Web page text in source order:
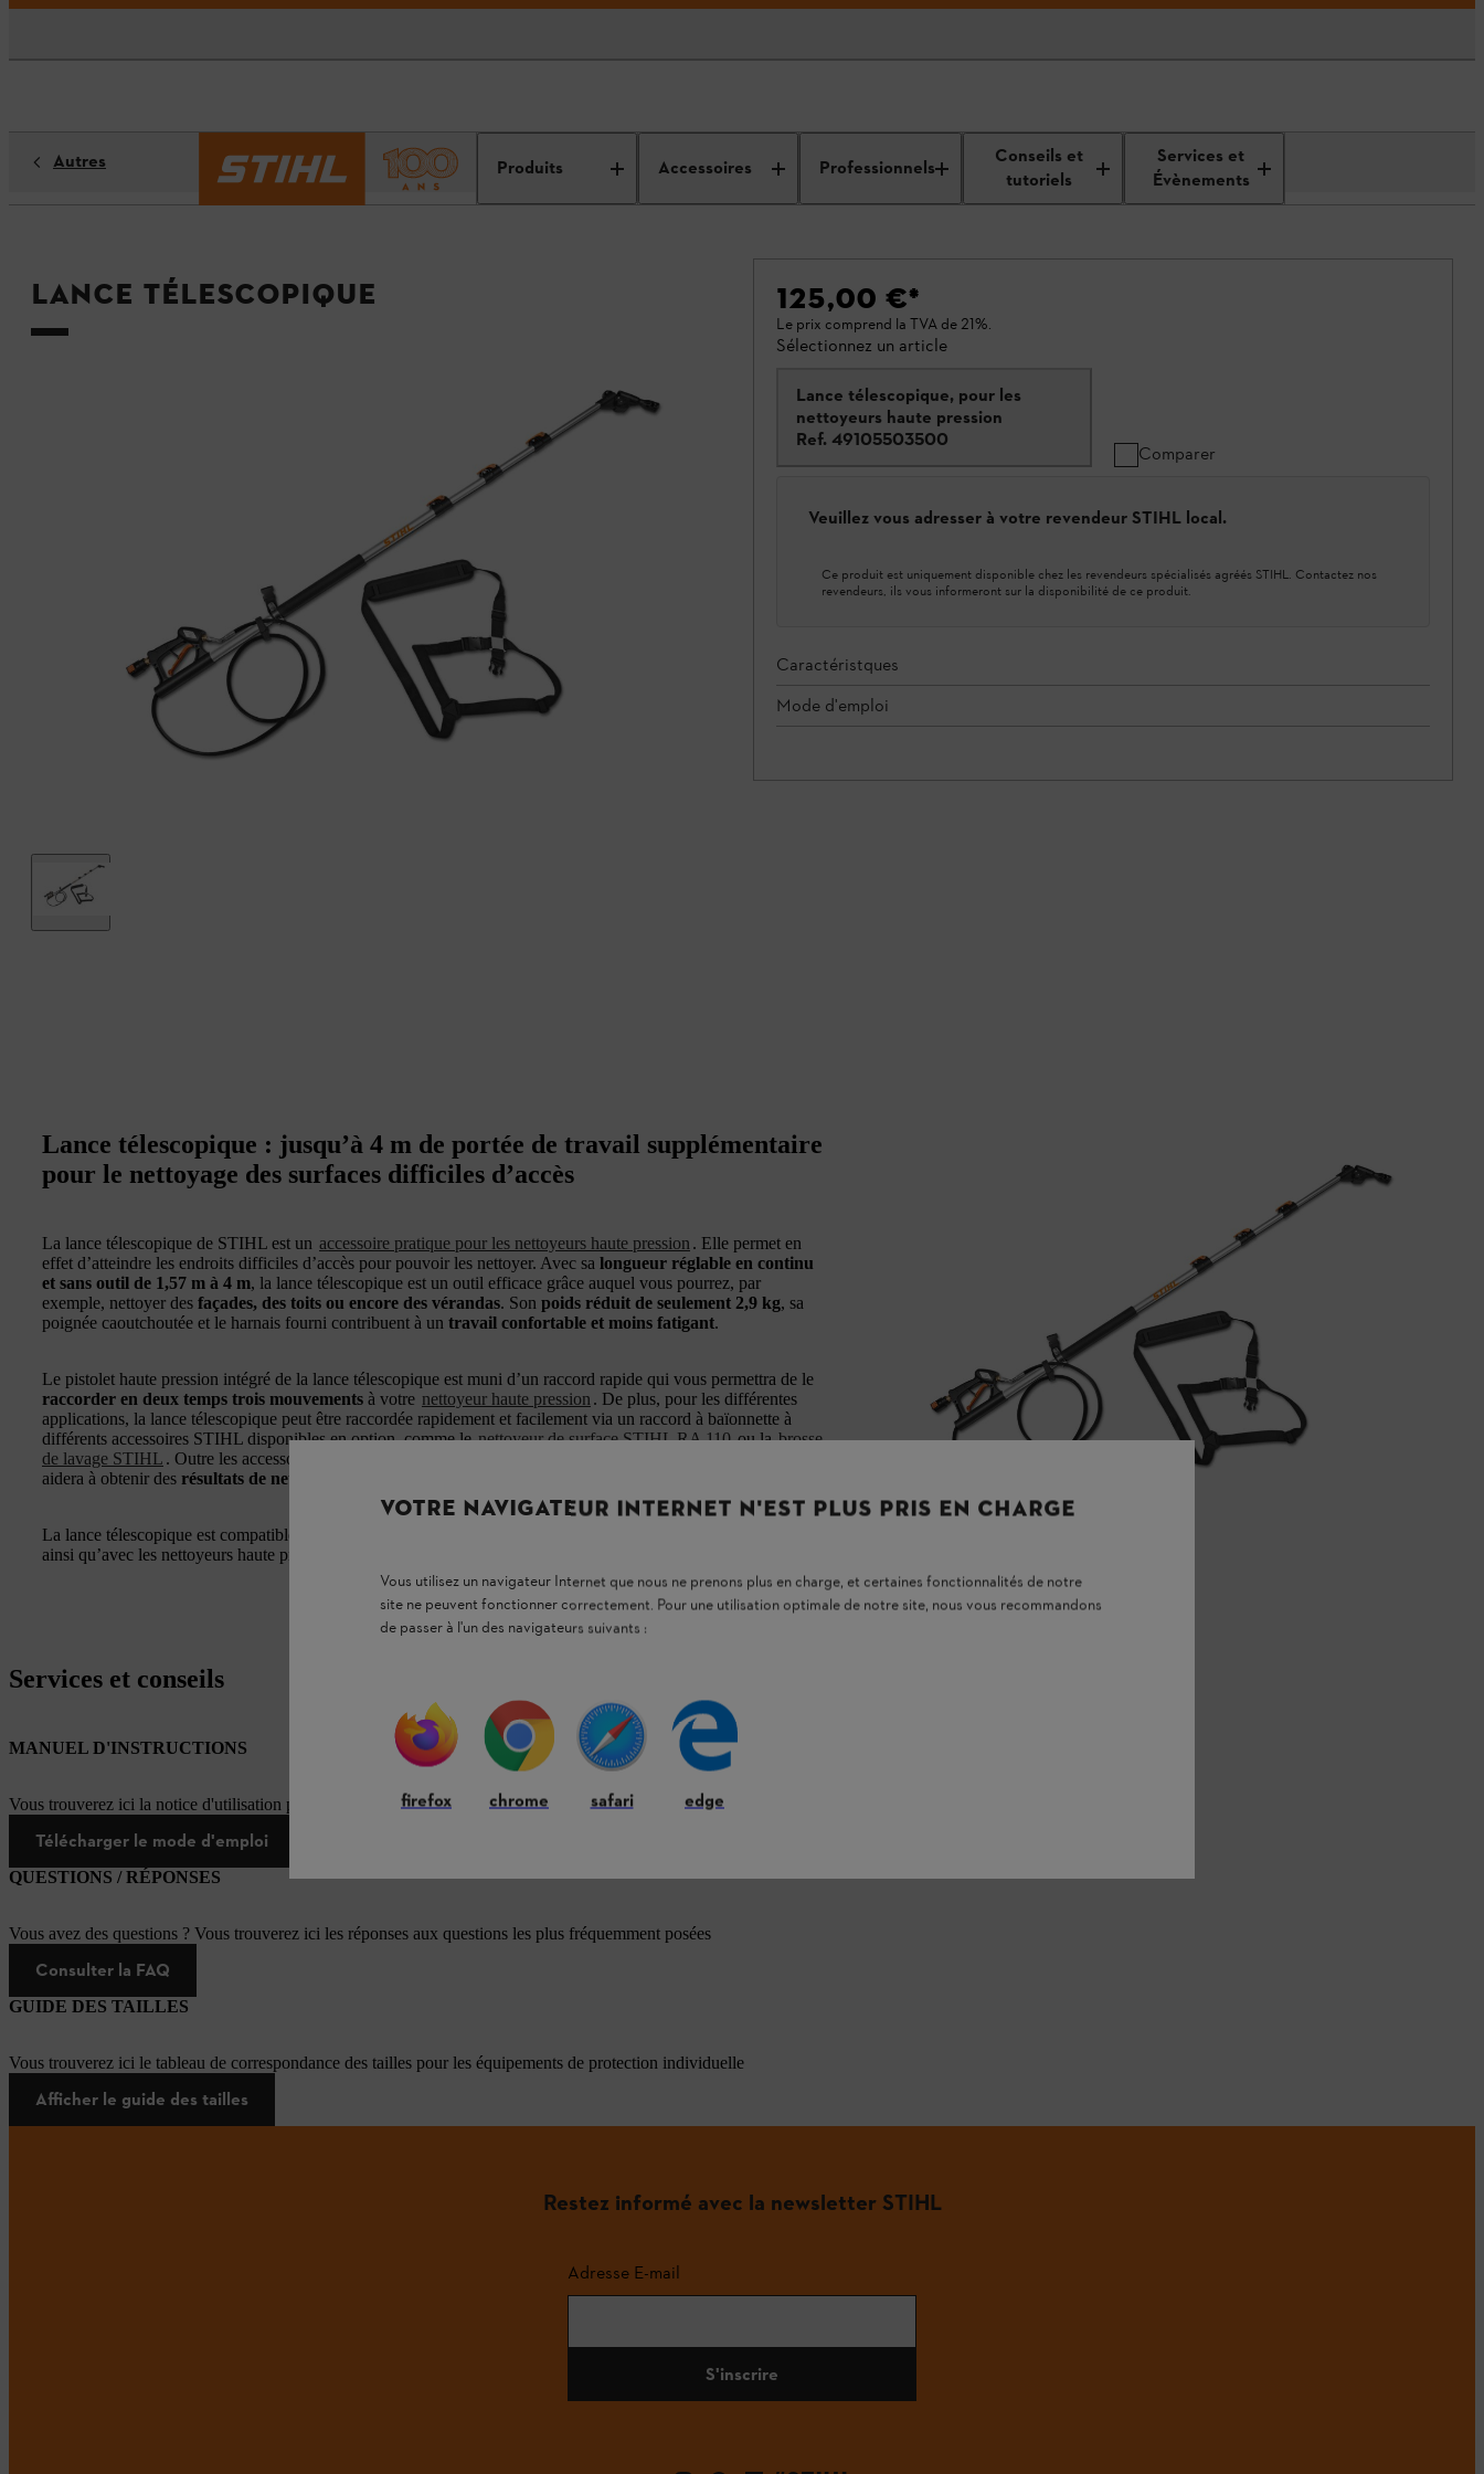
Produits Accessoires Professionnels
Conseils et
tutoriels
Services et
Évènements
Autres
Lance télescopique 125,00 €*
Le prix comprend la TVA de 21%.
Sélectionnez un article
Lance télescopique, pour les
nettoyeurs haute pression
Ref. 49105503500
Comparer
Veuillez vous adresser à votre revendeur STIHL local.
Ce produit est uniquement disponible chez les revendeurs spécialisés agréés STIHL. Contactez nos
revendeurs, ils vous informeront sur la disponibilité de ce produit.
Caractéristques
Mode d'emploi
Lance télescopique : jusqu’à 4 m de portée de travail supplémentaire
pour le nettoyage des surfaces difficiles d’accès
La lance télescopique de STIHL est un accessoire pratique pour les nettoyeurs haute pression . Elle permet en
effet d’atteindre les endroits difficiles d’accès pour pouvoir les nettoyer. Avec sa longueur réglable en continu
et sans outil de 1,57 m à 4 m, la lance télescopique est un outil efficace grâce auquel vous pourrez, par
exemple, nettoyer des façades, des toits ou encore des vérandas. Son poids réduit de seulement 2,9 kg, sa
poignée caoutchoutée et le harnais fourni contribuent à un travail confortable et moins fatigant.
Le pistolet haute pression intégré de la lance télescopique est muni d’un raccord rapide qui vous permettra de le
raccorder en deux temps trois mouvements à votre nettoyeur haute pression . De plus, pour les différentes
applications, la lance télescopique peut être raccordée rapidement et facilement via un raccord à baïonnette à
différents accessoires STIHL disponibles en option, comme lenettoyeur de surface STIHL RA 110ou labrosse
de lavage STIHL . Outre les accessoires adaptés à chaque application, l’angle de travail est ajustable, ce qui vous
aidera à obtenir des résultats de nettoyage encore plus efficaces
La lance télescopique est compatible avec les nettoyeurs haute pression électriques
ainsi qu’avec les nettoyeurs haute pression sur batterie REA 60 PLUS à REA 100 PLUS.
Services et conseils
MANUEL D'INSTRUCTIONS
Vous trouverez ici la notice d'utilisation pour ce produit STIHL
Télécharger le mode d'emploi
QUESTIONS / RÉPONSES
Vous avez des questions ? Vous trouverez ici les réponses aux questions les plus fréquemment posées
Consulter la FAQ
GUIDE DES TAILLES
Vous trouverez ici le tableau de correspondance des tailles pour les équipements de protection individuelle
Afficher le guide des tailles
Restez informé avec la newsletter STIHL
Adresse E-mail
S'inscrire
VOTRE NAVIGATEUR INTERNET N'EST PLUS PRIS EN CHARGE
Vous utilisez un navigateur Internet que nous ne prenons plus en charge, et certaines fonctionnalités de notre
site ne peuvent fonctionner correctement. Pour une utilisation optimale de notre site, nous vous recommandons
de passer à l'un des navigateurs suivants :
firefox chrome safari edge